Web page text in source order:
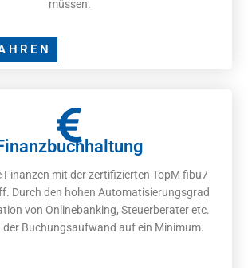
müssen.
Finanzen mit der zertifizierten TopM fibu7
Durch den hohen Automatisierungsgrad
von Onlinebanking, Steuerberater etc.
der Buchungsaufwand auf ein Minimum.